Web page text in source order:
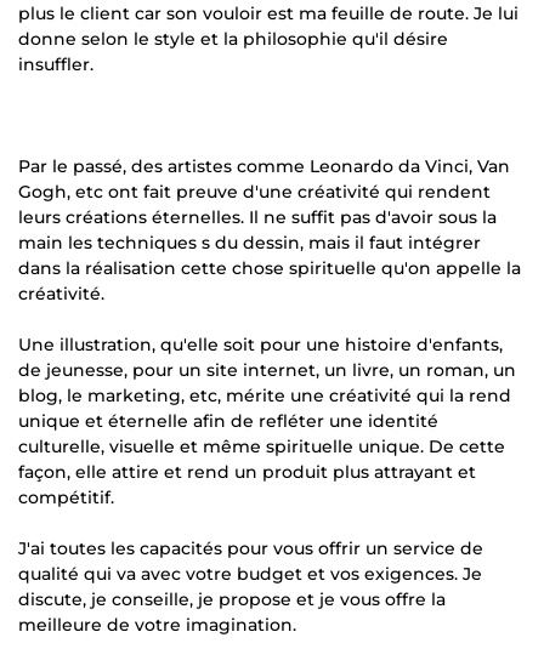
plus le client car son vouloir est ma feuille de route. Je lui
donne selon le style et la philosophie qu'il désire
insuffler.
Par le passé, des artistes comme Leonardo da Vinci, Van
Gogh, etc ont fait preuve d'une créativité qui rendent
leurs créations éternelles. Il ne suffit pas d'avoir sous la
main les techniques s du dessin, mais il faut intégrer
dans la réalisation cette chose spirituelle qu'on appelle la
créativité.
Une illustration, qu'elle soit pour une histoire d'enfants,
de jeunesse, pour un site internet, un livre, un roman, un
blog, le marketing, etc, mérite une créativité qui la rend
unique et éternelle afin de refléter une identité
culturelle, visuelle et même spirituelle unique. De cette
façon, elle attire et rend un produit plus attrayant et
compétitif.
J'ai toutes les capacités pour vous offrir un service de
qualité qui va avec votre budget et vos exigences. Je
discute, je conseille, je propose et je vous offre la
meilleure de votre imagination.